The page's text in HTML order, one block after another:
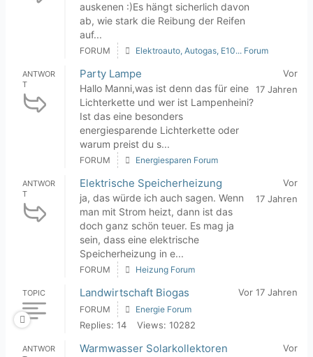
auskenen :)Es hängt sicherlich davon
ab, wie stark die Reibung der Reifen
auf...
FORUM Elektroauto, Autogas, E10... Forum
ANTWOR
T
Party Lampe
Hallo Manni,was ist denn das für eine
Lichterkette und wer ist Lampenheini?
Ist das eine besonders
energiesparende Lichterkette oder
warum preist du s...
Vor
17 Jahren
FORUM Energiesparen Forum
ANTWOR
T
Elektrische Speicherheizung
ja, das würde ich auch sagen. Wenn
man mit Strom heizt, dann ist das
doch ganz schön teuer. Es mag ja
sein, dass eine elektrische
Speicherheizung in e...
Vor
17 Jahren
FORUM Heizung Forum
TOPIC Landwirtschaft Biogas Vor 17 Jahren
FORUM Energie Forum
Replies: 14 Views: 10282
ANTWOR
Warmwasser Solarkollektoren
Vor